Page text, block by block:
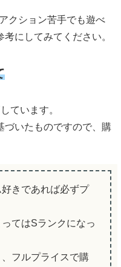
クション苦手でも遊べ
にしてみてください。
ています。
づいたものですので、購
きであれば必ずプ
てはSランクになっ
フルプライスで購